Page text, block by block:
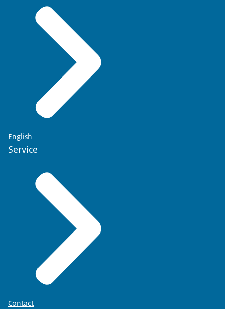
English
Service
Contact